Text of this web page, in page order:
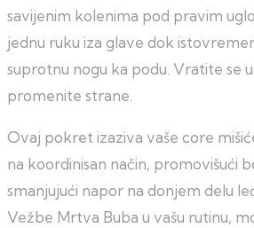
savijenim kolenima pod pravim
jednu ruku iza glave dok
suprotnu nogu ka podu. Vratite se
promenite strane.
Ovaj pokret izaziva vaše core
na koordinisan način, promovišući
smanjujući napor na donjem delu
Vežbe Mrtva Buba u vašu rutinu,